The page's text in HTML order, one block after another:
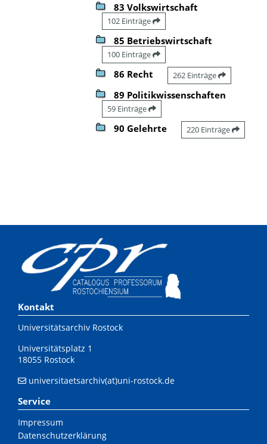
83 Volkswirtschaft
102 Einträge
85 Betriebswirtschaft
100 Einträge
86 Recht 262 Einträge
89 Politikwissenschaften
59 Einträge
90 Gelehrte 220 Einträge
Kontakt
Universitätsarchiv Rostock
Universitätsplatz 1
18055 Rostock
universitaetsarchiv(at)uni-rostock.de
Service
Impressum
Datenschutzerklärung